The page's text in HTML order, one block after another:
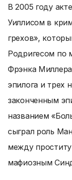
В 2005 году
Уиллисом в
грехов»,
Родригесом по
Фрэнка
эпилога и трех
законченным
названием
сыграл роль
между
мафиозным